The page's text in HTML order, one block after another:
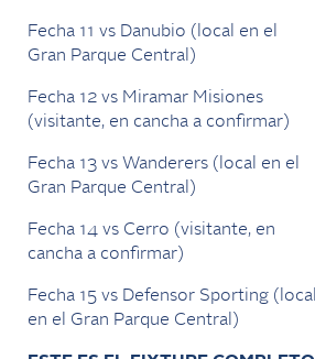
Fecha 11 vs Danubio (local en el
Gran Parque Central)
Fecha 12 vs Miramar Misiones
(visitante, en cancha a confirmar)
Fecha 13 vs Wanderers (local en el
Gran Parque Central)
Fecha 14 vs Cerro (visitante, en
cancha a confirmar)
Fecha 15 vs Defensor Sporting (local
en el Gran Parque Central)